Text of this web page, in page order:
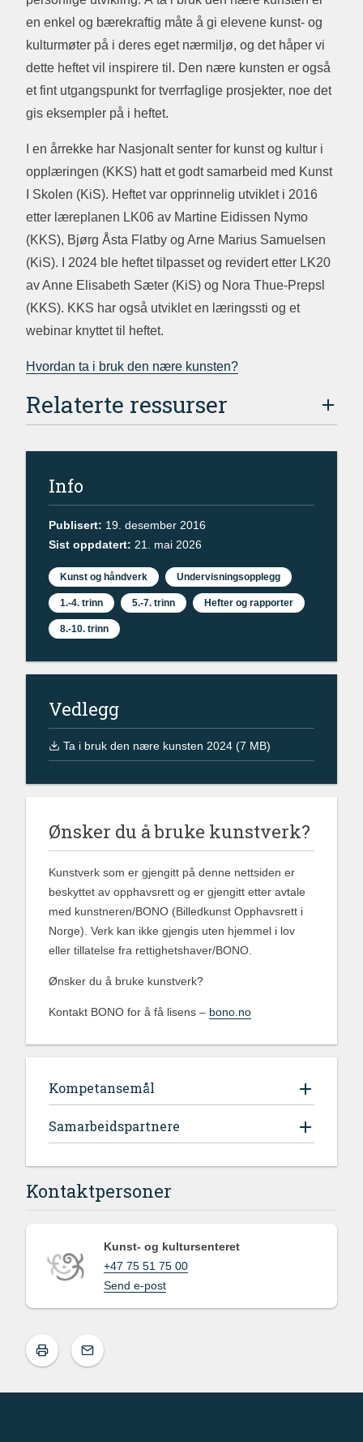
en enkel og bærekraftig måte å gi elevene kunst- og
kulturmøter på i deres eget nærmiljø, og det håper vi
dette heftet vil inspirere til. Den nære kunsten er også
et fint utgangspunkt for tverrfaglige prosjekter, noe det
gis eksempler på i heftet.
I en årrekke har Nasjonalt senter for kunst og kultur i
opplæringen (KKS) hatt et godt samarbeid med Kunst
I Skolen (KiS). Heftet var opprinnelig utviklet i 2016
etter læreplanen LK06 av Martine Eidissen Nymo
(KKS), Bjørg Åsta Flatby og Arne Marius Samuelsen
(KiS). I 2024 ble heftet tilpasset og revidert etter LK20
av Anne Elisabeth Sæter (KiS) og Nora Thue-Prepsl
(KKS). KKS har også utviklet en læringssti og et
webinar knyttet til heftet.
Hvordan ta i bruk den nære kunsten?
Relaterte ressurser
Info
Publisert: 19. desember 2016
Sist oppdatert: 21. mai 2026
Kunst og håndverk Undervisningsopplegg
1.-4. trinn 5.-7. trinn Hefter og rapporter
8.-10. trinn
Vedlegg
Ta i bruk den nære kunsten 2024 (7 MB)
Ønsker du å bruke kunstverk?
Kunstverk som er gjengitt på denne nettsiden er
beskyttet av opphavsrett og er gjengitt etter avtale
med kunstneren/BONO (Billedkunst Opphavsrett i
Norge). Verk kan ikke gjengis uten hjemmel i lov
eller tillatelse fra rettighetshaver/BONO.
Ønsker du å bruke kunstverk?
Kontakt BONO for å få lisens – bono.no
Kompetansemål
Samarbeidspartnere
Kontaktpersoner
Kunst- og kultursenteret
+47 75 51 75 00
Send e-post